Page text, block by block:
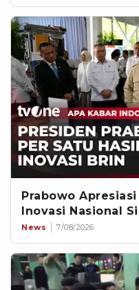
Prabowo Apresiasi
Inovasi Nasional
News 7/08/2026